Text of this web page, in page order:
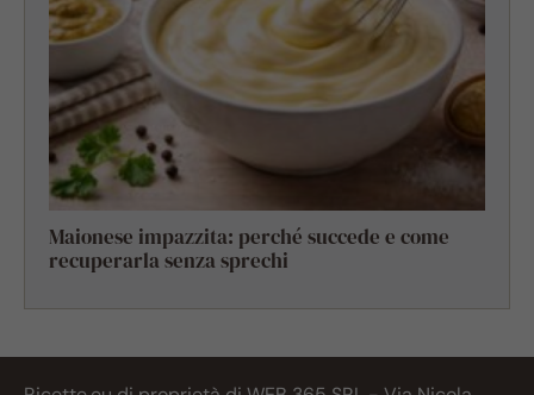
Maionese impazzita: perché succede e come
recuperarla senza sprechi